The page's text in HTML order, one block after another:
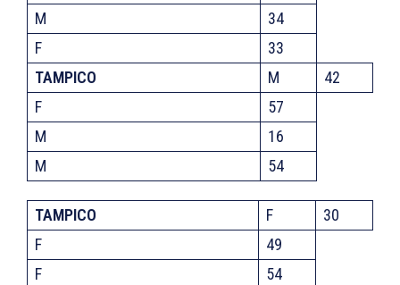
M
34
F
33
TAMPICO
M
42
F
57
M
16
M
54
TAMPICO F
30
F
49
F
54